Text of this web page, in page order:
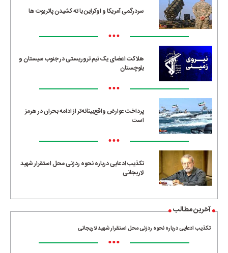
سردرگمی آمریکا و اوکراین با ته کشیدن پاتریوت ها
•••
هلاکت اعضای یک تیم تروریستی در جنوب سیستان و
بلوچستان
•••
پرداخت عوارض واقع‌بینانه‌تر از ادامه بحران در هرمز
است
•••
تکذیب ادعایی درباره نحوه ردزنی محل استقرار شهید
لاریجانی
آخرین مطالب
تکذیب ادعایی درباره نحوه ردزنی محل استقرار شهید لاریجانی
•••